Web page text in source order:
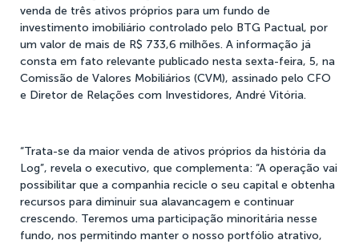
venda de três ativos próprios para um fundo de
investimento imobiliário controlado pelo BTG Pactual, por
um valor de mais de R$ 733,6 milhões. A informação já
consta em fato relevante publicado nesta sexta-feira, 5, na
Comissão de Valores Mobiliários (CVM), assinado pelo CFO
e Diretor de Relações com Investidores, André Vitória.
“Trata-se da maior venda de ativos próprios da história da
Log”, revela o executivo, que complementa: “A operação vai
possibilitar que a companhia recicle o seu capital e obtenha
recursos para diminuir sua alavancagem e continuar
crescendo. Teremos uma participação minoritária nesse
fundo, nos permitindo manter o nosso portfólio atrativo,